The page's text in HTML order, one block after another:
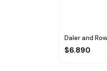
Daler and
$6.890